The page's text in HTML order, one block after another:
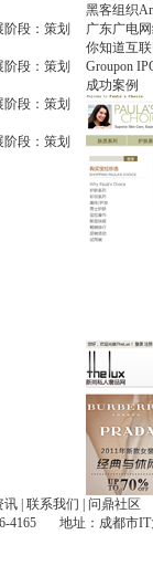
阶段：策划
阶段：策划
阶段：策划
阶段：策划
黑客组织
广东广电
你知道互
Groupon
成功案例
讯 联系我们
问鼎社区
4165 地址：成都市